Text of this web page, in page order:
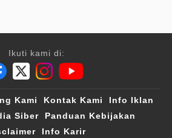
Ikuti kami di:
Kami Kontak Kami
Info Iklan
Siber
Panduan Kebijakan
Info Karir